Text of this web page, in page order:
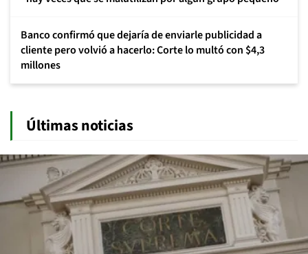
Banco confirmó que dejaría de enviarle publicidad a
cliente pero volvió a hacerlo: Corte lo multó con $4,3
millones
Últimas noticias